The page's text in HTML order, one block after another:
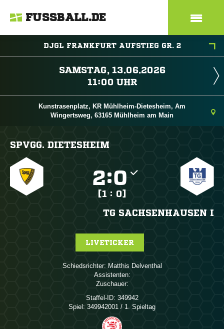
FUSSBALL.DE
DJGL FRANKFURT AUFSTIEG GR. 2
 
 
Kunstrasenplatz, KR Mühlheim-Dietesheim, Am
Wingertsweg, 63165 Mühlheim am Main
SPVGG. DIETESHEIM
:
[1 : 0]
TG SACHSENHAUSEN I
LIVETICKER
Schiedsrichter:  
Assistenten:
Zuschauer:
Staffel-ID: 349942
Spiel: 349942001 / 1. Spieltag